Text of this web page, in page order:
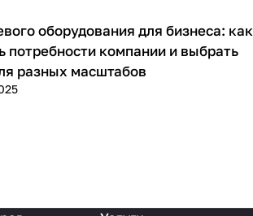
оборудования для бизнеса: как
потребности компании и выбрать
разных масштабов